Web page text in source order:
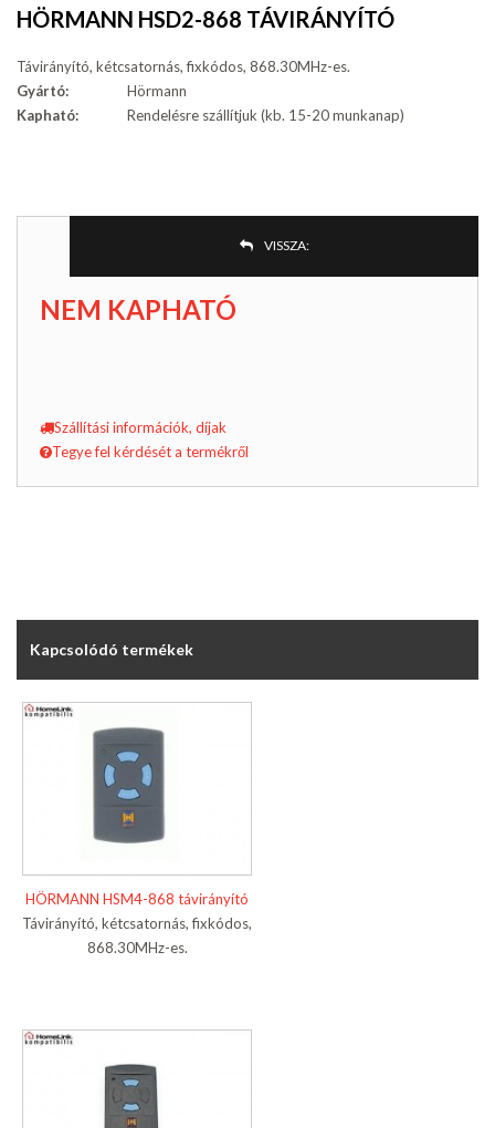
HÖRMANN HSD2-868 TÁVIRÁNYÍTÓ
Távirányító, kétcsatornás, fixkódos, 868.30MHz-es.
Gyártó:
Hörmann
Kapható:
Rendelésre szállítjuk (kb. 15-20 munkanap)
VISSZA:
NEM KAPHATÓ
Szállítási információk, díjak
Tegye fel kérdését a termékről
Kapcsolódó termékek
HÖRMANN HSM4-868 távirányító
Távirányító, kétcsatornás, fixkódos,
868.30MHz-es.